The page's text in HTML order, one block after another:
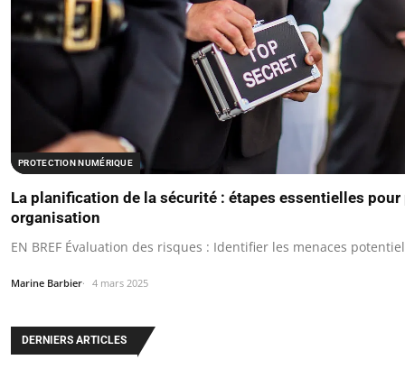
PROTECTION NUMÉRIQUE
La planification de la sécurité : étapes essentielles
organisation
EN BREF Évaluation des risques : Identifier les menaces
Marine Barbier 4 mars 2025
DERNIERS ARTICLES